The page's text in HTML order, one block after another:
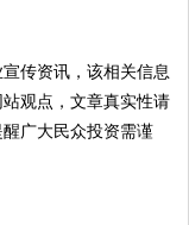
传资讯，该相关信息
观点，文章真实性请
广大民众投资需谨